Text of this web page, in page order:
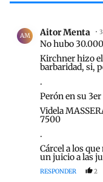
Todos los
AM Aitor Menta
No hubo
Kirchner hizo
barbaridad, si,
.
Perón en su
Videla
7500
.
Cárcel a los
un juicio a las
RESPONDER 2